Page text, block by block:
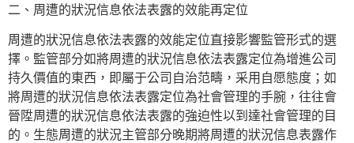
二、周遭的狀況信息依法表露的效能再定位
周遭的狀況信息依法表露的效能定位直接影響監管形式的選
擇。監管部分如將周遭的狀況信息依法表露定位為增進公司
持久價值的東西，即屬于公司自治范疇，采用自愿態度；如
將周遭的狀況信息依法表露定位為社會管理的手腕，往往會
晉陞周遭的狀況信息依法表露的強迫性以到達社會管理的目
的。生態周遭的狀況主管部分晚期將周遭的狀況信息表露作